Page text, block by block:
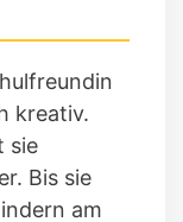
kreativ.
sie
Bis sie
am